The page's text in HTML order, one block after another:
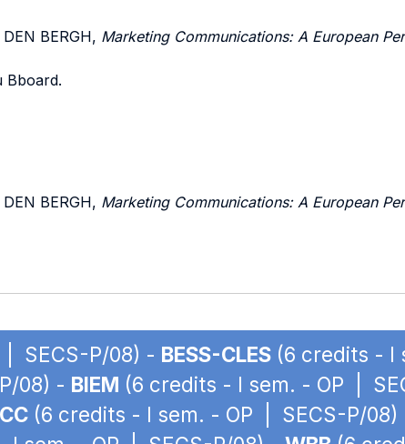
BERGH, Marketing Communications: A European
Bboard.
BERGH, Marketing Communications: A European
SECS-P/08) - BESS-CLES (6 credits - I
08) - BIEM (6 credits - I sem. - OP |
(6 credits - I sem. - OP | SECS-P/